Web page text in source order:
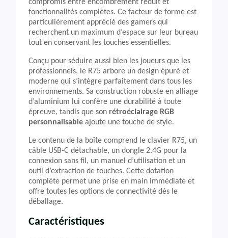
compromis entre encombrement réduit et
fonctionnalités complètes. Ce facteur de forme est
particulièrement apprécié des gamers qui
recherchent un maximum d’espace sur leur bureau
tout en conservant les touches essentielles.
Conçu pour séduire aussi bien les joueurs que les
professionnels, le R75 arbore un design épuré et
moderne qui s’intègre parfaitement dans tous les
environnements. Sa construction robuste en alliage
d’aluminium lui confère une durabilité à toute
épreuve, tandis que son rétroéclairage RGB
personnalisable ajoute une touche de style.
Le contenu de la boîte comprend le clavier R75, un
câble USB-C détachable, un dongle 2.4G pour la
connexion sans fil, un manuel d’utilisation et un
outil d’extraction de touches. Cette dotation
complète permet une prise en main immédiate et
offre toutes les options de connectivité dès le
déballage.
Caractéristiques